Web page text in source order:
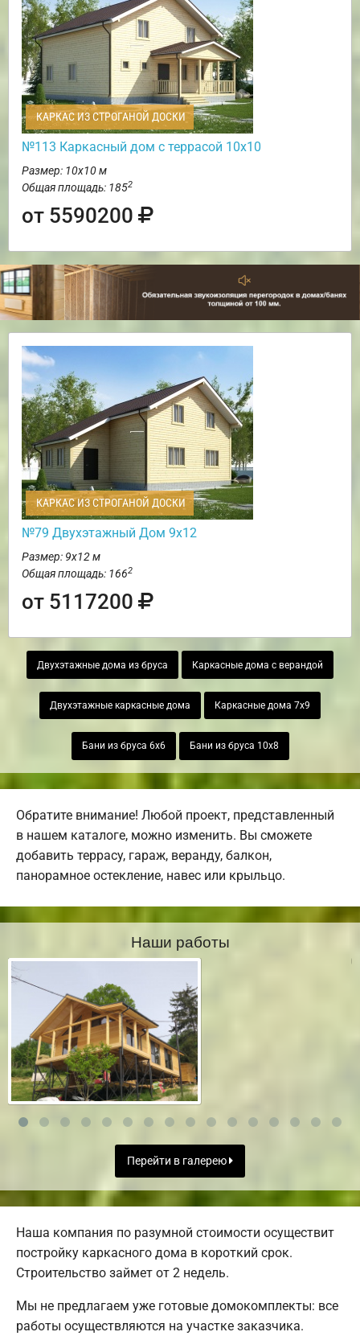
КАРКАС ИЗ СТРОГАНОЙ ДОСКИ
№113 Каркасный дом с террасой 10х10
Размер: 10х10 м
Общая площадь: 1852
от 5590200
КАРКАС ИЗ СТРОГАНОЙ ДОСКИ
№79 Двухэтажный Дом 9х12
Размер: 9х12 м
Общая площадь: 1662
от 5117200
Двухэтажные дома из бруса Каркасные дома с верандой
Двухэтажные каркасные дома Каркасные дома 7х9
Бани из бруса 6х6 Бани из бруса 10х8
Обратите внимание! Любой проект, представленный
в нашем каталоге, можно изменить. Вы сможете
добавить террасу, гараж, веранду, балкон,
панорамное остекление, навес или крыльцо.
Наши работы
Перейти в галерею
Наша компания по разумной стоимости осуществит
постройку каркасного дома в короткий срок.
Строительство займет от 2 недель.
Мы не предлагаем уже готовые домокомплекты: все
работы осуществляются на участке заказчика.